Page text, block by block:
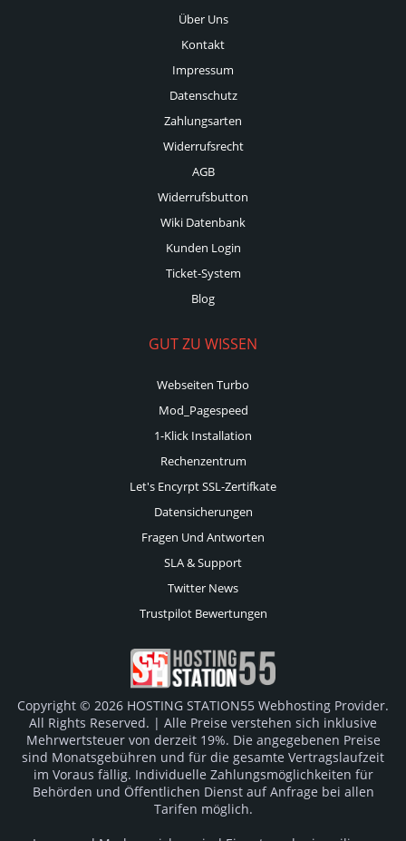
Über Uns
Kontakt
Impressum
Datenschutz
Zahlungsarten
Widerrufsrecht
AGB
Widerrufsbutton
Wiki Datenbank
Kunden Login
Ticket-System
Blog
GUT ZU WISSEN
Webseiten Turbo
Mod_Pagespeed
1-Klick Installation
Rechenzentrum
Let's Encyrpt SSL-Zertifkate
Datensicherungen
Fragen Und Antworten
SLA & Support
Twitter News
Trustpilot Bewertungen
Copyright © 2026 HOSTING STATION55 Webhosting Provider.
All Rights Reserved. | Alle Preise verstehen sich inklusive
Mehrwertsteuer von derzeit 19%. Die angegebenen Preise
sind Monatsgebühren und für die gesamte Vertragslaufzeit
im Voraus fällig. Individuelle Zahlungsmöglichkeiten für
Behörden und Öffentlichen Dienst auf Anfrage bei allen
Tarifen möglich.